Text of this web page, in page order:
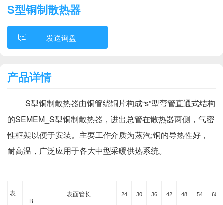
S型铜制散热器
发送询盘
产品详情
S型铜制散热器由铜管绕铜片构成“s”型弯管直通式结构
的SEMEM_S型铜制散热器，进出总管在散热器两侧，气密
性框架以便于安装。主要工作介质为蒸汽;铜的导热性好，
耐高温，广泛应用于各大中型采暖供热系统。
表
B
表面管长 24 30 36 42 48 54 60